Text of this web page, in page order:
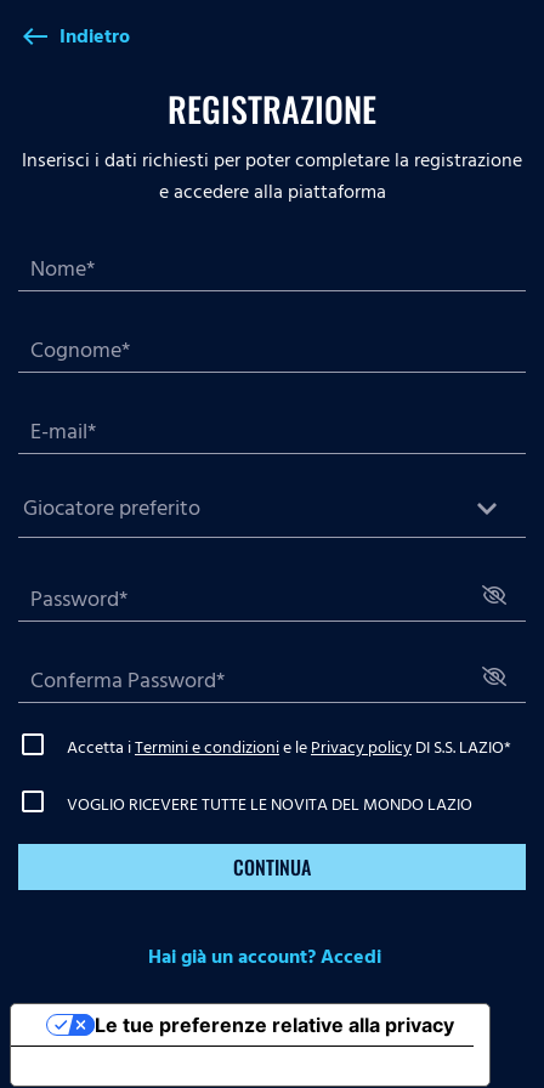
west Indietro
REGISTRAZIONE
Inserisci i dati richiesti per poter completare la registrazione
e accedere alla piattaforma
Accetta iTermini e condizionie lePrivacy policyDI S.S. LAZIO*
VOGLIO RICEVERE TUTTE LE NOVITA DEL MONDO LAZIO
CONTINUA
Hai già un account? Accedi
Le tue preferenze relative alla privacy